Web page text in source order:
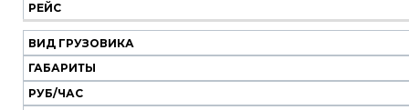
РЕЙС
ВИД ГРУЗОВИКА
ГАБАРИТЫ
РУБ/ЧАС